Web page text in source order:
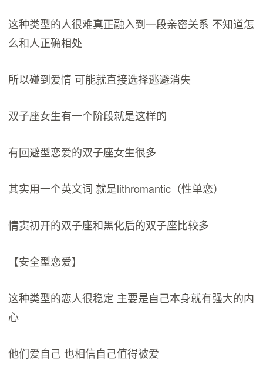
这种类型的人很难真正融入到一段亲密关系 不知道怎
么和人正确相处
所以碰到爱情 可能就直接选择逃避消失
双子座女生有一个阶段就是这样的
有回避型恋爱的双子座女生很多
其实用一个英文词 就是lithromantic（性单恋）
情窦初开的双子座和黑化后的双子座比较多
【安全型恋爱】
这种类型的恋人很稳定 主要是自己本身就有强大的内
心
他们爱自己 也相信自己值得被爱